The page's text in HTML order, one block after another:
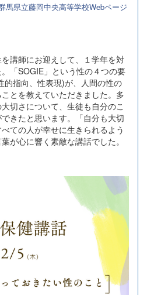
馬県立藤岡中央高等学校Webページ
講師にお迎えして、１学年を対
「SOGIE」という性の４つの要
的指向、性表現)が、人間の性の
とを教えていただきました。多
切さについて、生徒も自分のこ
きたと思います。「自分も大切
ての人が幸せに生きられるよう
が心に響く素敵な講話でした。